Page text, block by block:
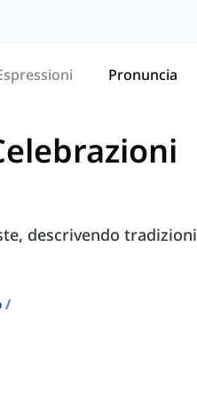
Pronuncia
descrivendo tradizioni